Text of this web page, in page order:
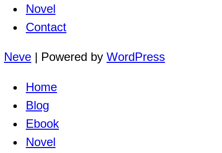
Novel
Contact
Neve | Powered by WordPress
Home
Blog
Ebook
Novel